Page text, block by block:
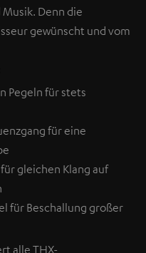
Denn die
gewünscht und vom
Pegeln für stets
für eine
gleichen Klang auf
für Beschallung großer
alle THX-